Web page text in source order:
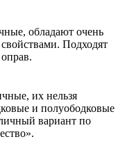
обладают очень
Подходят
их нельзя
и полуободковые
вариант по